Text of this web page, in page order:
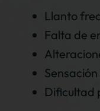
Llanto
Falta de
Dificultad